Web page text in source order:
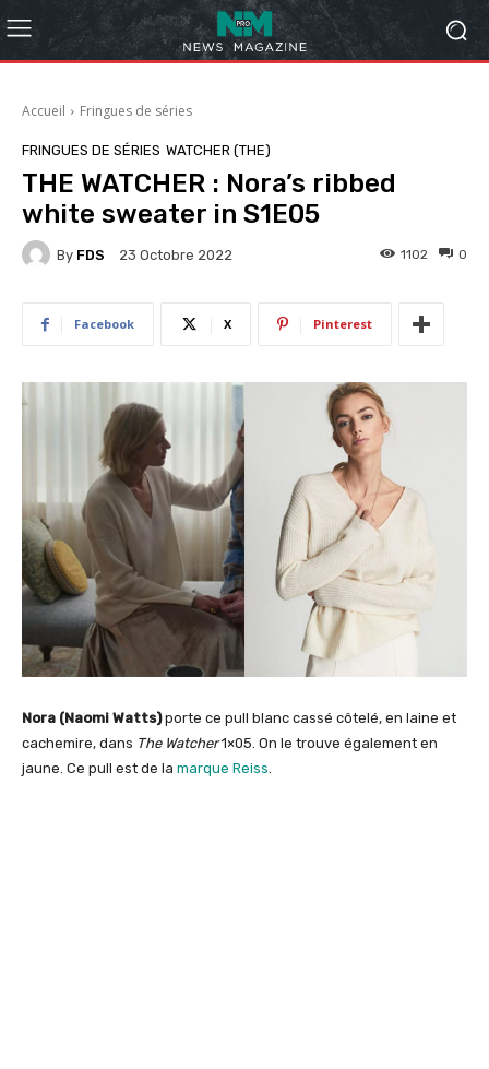
Accueil Fringues de séries
FRINGUES DE SÉRIES WATCHER (THE)
THE WATCHER : Nora’s ribbed
white sweater in S1E05
By FDS 23 Octobre 2022 0
1102
Facebook X Pinterest
Nora (Naomi Watts)porte ce pull blanc cassé côtelé, en laine et
cachemire, dans The Watcher1×05. On le trouve également en
jaune. Ce pull est de la marque Reiss.